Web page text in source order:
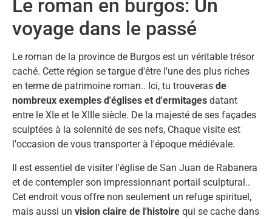
Le roman en burgos: Un
voyage dans le passé
Le roman de la province de Burgos est un véritable trésor
caché. Cette région se targue d'être l'une des plus riches
en terme de patrimoine roman.. Ici, tu trouveras de
nombreux exemples d'églises et d'ermitages datant
entre le XIe et le XIIIe siècle. De la majesté de ses façades
sculptées à la solennité de ses nefs, Chaque visite est
l'occasion de vous transporter à l'époque médiévale.
Il est essentiel de visiter l'église de San Juan de Rabanera
et de contempler son impressionnant portail sculptural..
Cet endroit vous offre non seulement un refuge spirituel,
mais aussi un vision claire de l'histoire qui se cache dans